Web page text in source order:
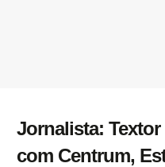
Jornalista:
com Centrum,